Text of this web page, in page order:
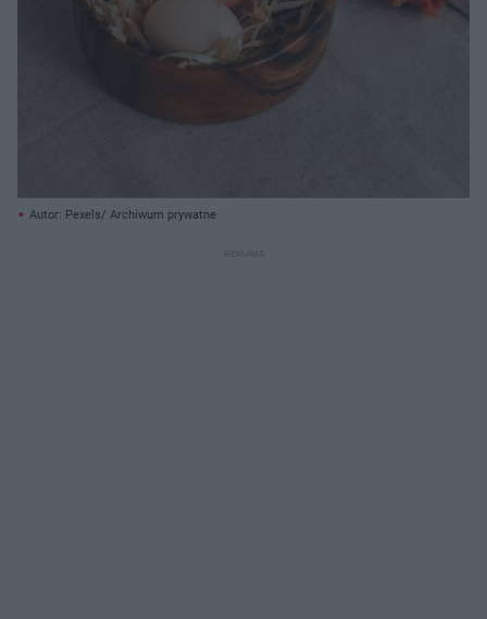
Autor: Pexels/ Archiwum prywatne